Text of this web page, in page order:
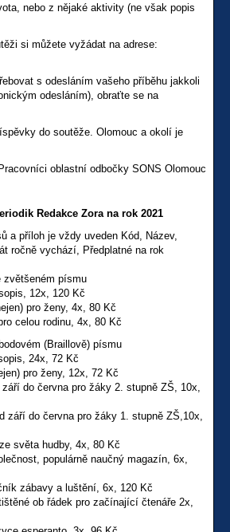
nebo z nějaké aktivity (ne však popis
si můžete vyžádat na adrese:
s odesláním vašeho příběhu jakkoli
odesláním), obraťte se na
do soutěže. Olomouc a okolí je
Pracovníci oblastní odbočky SONS Olomouc
Redakce Zora na rok 2021
a příloh je vždy uveden Kód, Název,
ročně vychází, Předplatné na rok
zvětšeném písmu
12x, 120 Kč
pro ženy, 4x, 80 Kč
celou rodinu, 4x, 80 Kč
(Braillově) písmu
24x, 72 Kč
pro ženy, 12x, 72 Kč
do června pro žáky 2. stupně ZŠ, 10x,
září do června pro žáky 1. stupně ZŠ,10x,
světa hudby, 4x, 80 Kč
populárně naučný magazín, 6x,
zábavy a luštění, 6x, 120 Kč
ob řádek pro začínající čtenáře 2x,